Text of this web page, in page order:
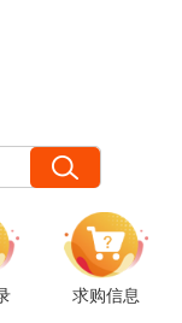
求购信息